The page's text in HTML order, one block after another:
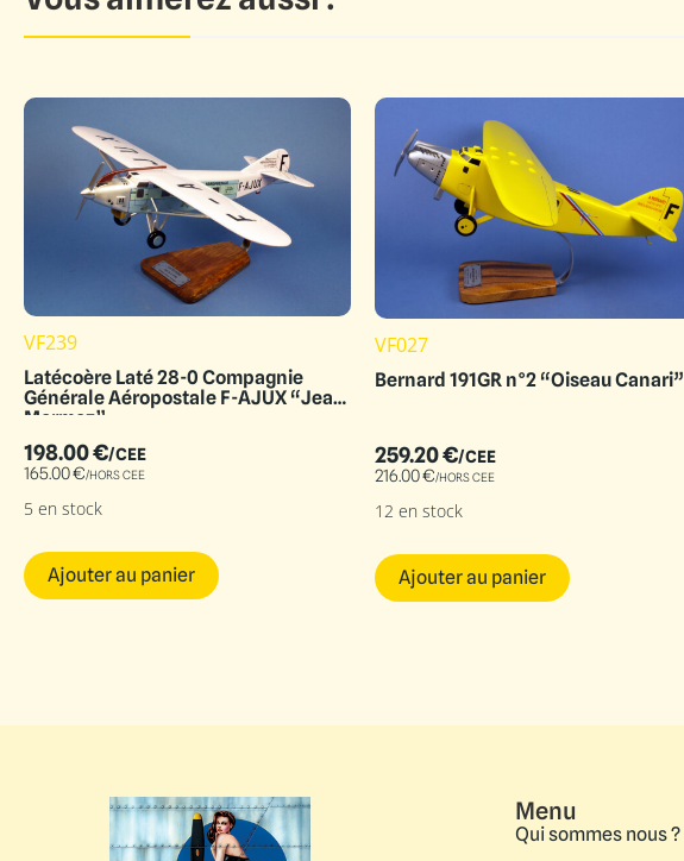
VF239
Latécoère Laté 28-0 Compagnie
Générale Aéropostale F-AJUX “Jean
Mermoz”
198.00€/CEE
165.00€/HORS CEE
5 en stock
Ajouter au panier
VF027
Bernard 191GR n°2 “Oiseau Canari”
259.20€/CEE
216.00€/HORS CEE
12 en stock
Ajouter au panier
Menu
Qui sommes nous ?